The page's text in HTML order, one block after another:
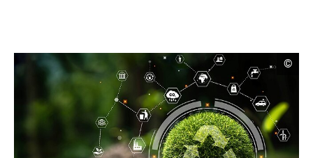
C
r
i
g
h
t
©